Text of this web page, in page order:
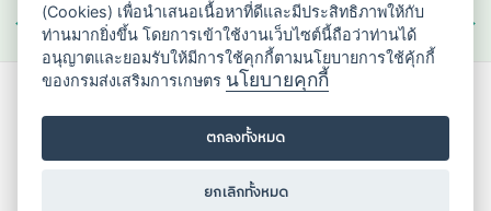
← Previous เรื่อง Next เรื่อง →
กองส่งเสริมวิสาหกิจชุมชน
2143/1 ถนนพหลโยธิน แขวงลาดยาว
เขตจตุจักร กรุงเทพมหานคร 10900
(Cookies) เพื่อนำเสนอเนื้อหาที่ดีและมีประสิทธิภาพให้กับ
ท่านมากยิ่งขึ้น โดยการเข้าใช้งานเว็บไซต์นี้ถือว่าท่านได้
อนุญาตและยอมรับให้มีการใช้คุกกี้ตามนโยบายการใช้คุ้กกี้
ของกรมส่งเสริมการเกษตร นโยบายคุกกี้
ตกลงทั้งหมด
ยกเลิกทั้งหมด